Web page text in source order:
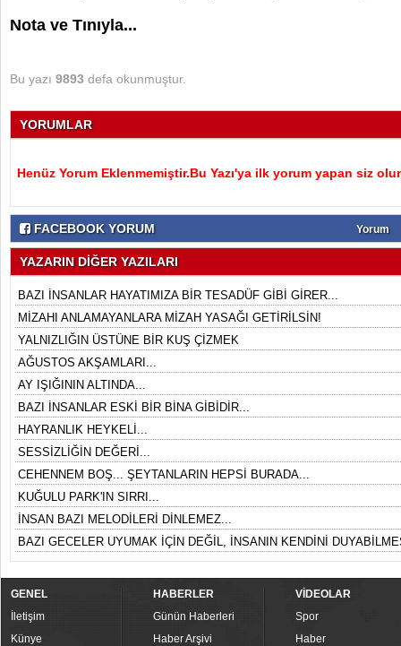
Nota ve Tınıyla...
Bu yazı 9893 defa okunmuştur.
YORUMLAR
Henüz Yorum Eklenmemiştir.Bu Yazı'ya ilk yorum yapan siz
FACEBOOK YORUM Yorum
YAZARIN DİĞER YAZILARI
BAZI İNSANLAR HAYATIMIZA BİR TESADÜF GİBİ GİRER...
MİZAHI ANLAMAYANLARA MİZAH YASAĞI GETİRİLSİN!
YALNIZLIĞIN ÜSTÜNE BİR KUŞ ÇİZMEK
AĞUSTOS AKŞAMLARI...
AY IŞIĞININ ALTINDA...
BAZI İNSANLAR ESKİ BİR BİNA GİBİDİR...
HAYRANLIK HEYKELİ...
SESSİZLİĞİN DEĞERİ...
CEHENNEM BOŞ... ŞEYTANLARIN HEPSİ BURADA...
KUĞULU PARK'IN SIRRI...
İNSAN BAZI MELODİLERİ DİNLEMEZ...
BAZI GECELER UYUMAK İÇİN DEĞİL, İNSANIN KENDİNİ
GENEL
İletişim
Künye
HABERLER
Günün Haberleri
Haber Arşivi
VİDEOLAR
Spor
Haber